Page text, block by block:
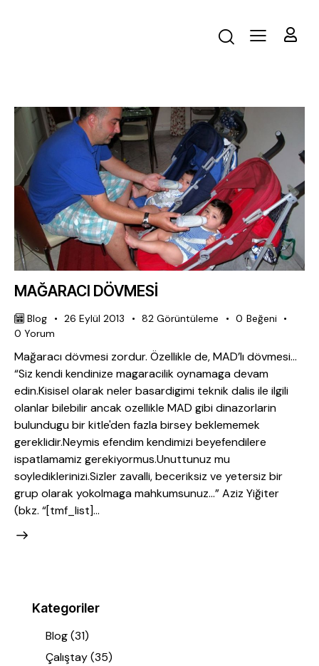
MAĞARACI DÖVMESİ
Blog 26 Eylül 2013 82 Görüntüleme 0 Beğeni
0 Yorum
Mağaracı dövmesi zordur. Özellikle de, MAD’lı dövmesi…
“Siz kendi kendinize magaracilik oynamaga devam
edin.Kisisel olarak neler basardigimi teknik dalis ile ilgili
olanlar bilebilir ancak ozellikle MAD gibi dinazorlarin
bulundugu bir kitle'den fazla birsey beklememek
gereklidir.Neymis efendim kendimizi beyefendilere
ispatlamamiz gerekiyormus.Unuttunuz mu
soylediklerinizi.Sizler zavalli, beceriksiz ve yetersiz bir
grup olarak yokolmaga mahkumsunuz...” Aziz Yiğiter
(bkz. “[tmf_list]…
Kategoriler
Blog(31)
Çalıştay(35)